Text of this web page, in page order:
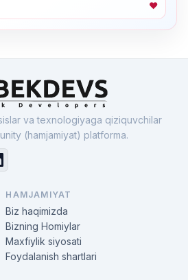
❤
va texnologiyaga qiziquvchilar
(hamjamiyat) platforma.
HAMJAMIYAT
Biz haqimizda
Bizning Homiylar
Maxfiylik siyosati
Foydalanish shartlari